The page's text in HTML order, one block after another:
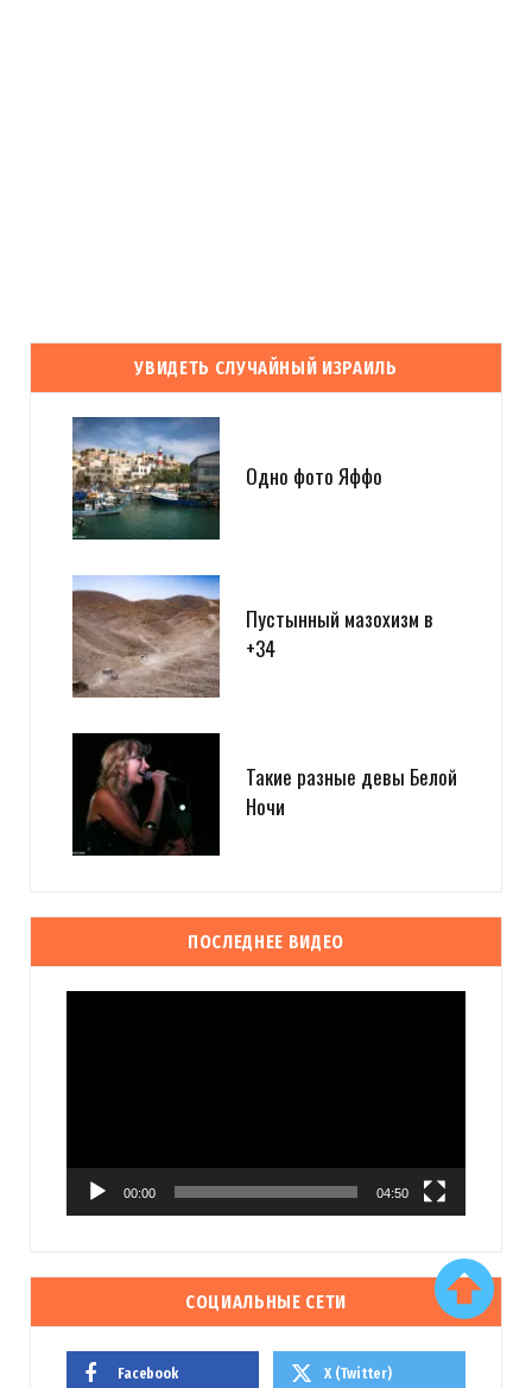
УВИДЕТЬ СЛУЧАЙНЫЙ ИЗРАИЛЬ
Одно фото Яффо
Пустынный мазохизм в
+34
Такие разные девы Белой
Ночи
ПОСЛЕДНЕЕ ВИДЕО
00:00 04:50
СОЦИАЛЬНЫЕ СЕТИ
Facebook X (Twitter)